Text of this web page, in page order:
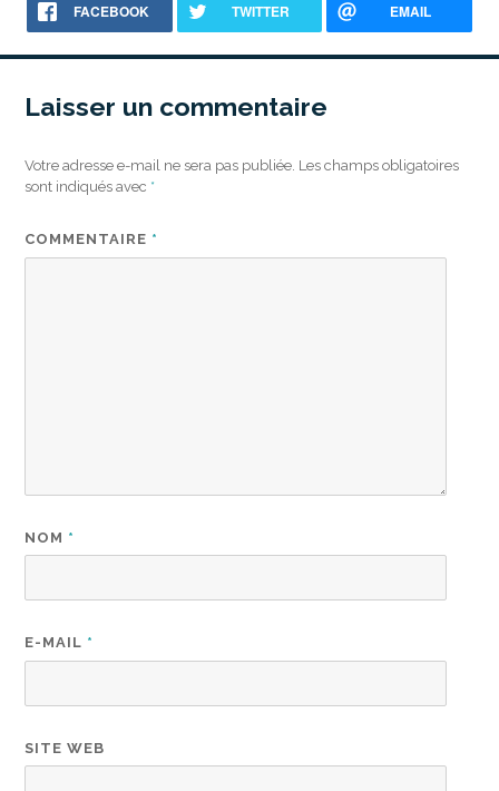
FACEBOOK TWITTER EMAIL
Laisser un commentaire
Votre adresse e-mail ne sera pas publiée. Les champs obligatoires
sont indiqués avec *
COMMENTAIRE *
NOM *
E-MAIL *
SITE WEB